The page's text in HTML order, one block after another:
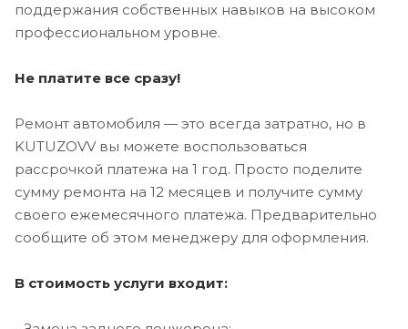
поддержания собственных навыков на высоком
профессиональном уровне.
Не платите все сразу!
Ремонт автомобиля — это всегда затратно, но в
KUTUZOVV вы можете воспользоваться
рассрочкой платежа на 1 год. Просто поделите
сумму ремонта на 12 месяцев и получите сумму
своего ежемесячного платежа. Предварительно
сообщите об этом менеджеру для оформления.
В стоимость услуги входит: